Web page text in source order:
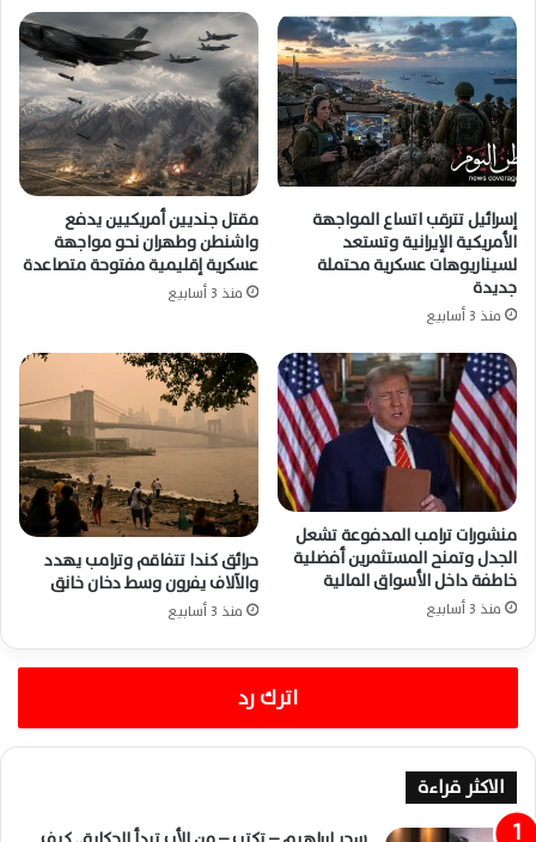
إسرائيل تترقب اتساع المواجهة
الأمريكية الإيرانية وتستعد
لسيناريوهات عسكرية محتملة
جديدة
منذ 3 أسابيع
مقتل جنديين أمريكيين يدفع
واشنطن وطهران نحو مواجهة
عسكرية إقليمية مفتوحة متصاعدة
منذ 3 أسابيع
منشورات ترامب المدفوعة تشعل
الجدل وتمنح المستثمرين أفضلية
خاطفة داخل الأسواق المالية
منذ 3 أسابيع
حرائق كندا تتفاقم وترامب يهدد
والآلاف يفرون وسط دخان خانق
منذ 3 أسابيع
اترك رد
الاكثر قراءة